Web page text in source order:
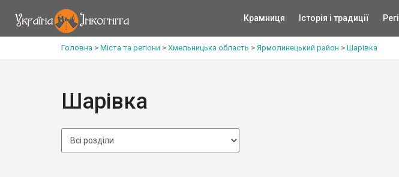
Крамниця Історія і традиції
Головна > Міста та регіони > Хмельницька область > Ярмолинецький район > Шарівка
Шарівка